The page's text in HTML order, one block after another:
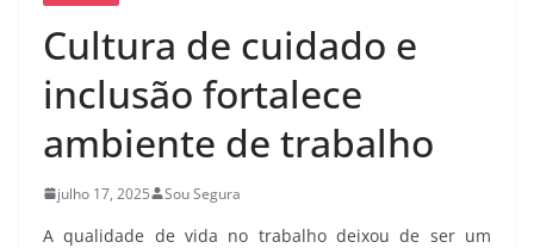
Cultura de cuidado e
inclusão fortalece
ambiente de trabalho
julho 17, 2025 Sou Segura
A qualidade de vida no trabalho deixou de ser um